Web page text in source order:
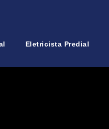
Eletricista Predial